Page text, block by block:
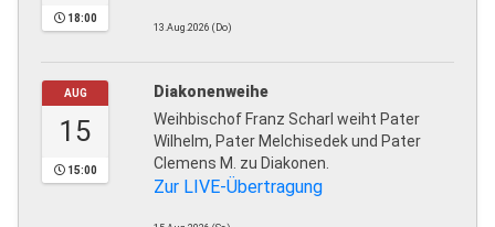
18:00
13.Aug.2026 (Do)
AUG
15
15:00
Diakonenweihe
Weihbischof Franz Scharl weiht Pater
Wilhelm, Pater Melchisedek und Pater
Clemens M. zu Diakonen.
Zur LIVE-Übertragung